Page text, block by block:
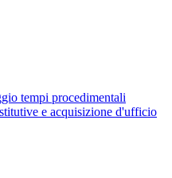
tempi procedimentali
e acquisizione d'ufficio